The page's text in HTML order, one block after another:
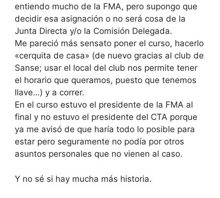
entiendo mucho de la FMA, pero supongo que
decidir esa asignación o no será cosa de la
Junta Directa y/o la Comisión Delegada.
Me pareció más sensato poner el curso, hacerlo
«cerquita de casa» (de nuevo gracias al club de
Sanse; usar el local del club nos permite tener
el horario que queramos, puesto que tenemos
llave…) y a correr.
En el curso estuvo el presidente de la FMA al
final y no estuvo el presidente del CTA porque
ya me avisó de que haría todo lo posible para
estar pero seguramente no podía por otros
asuntos personales que no vienen al caso.
Y no sé si hay mucha más historia.